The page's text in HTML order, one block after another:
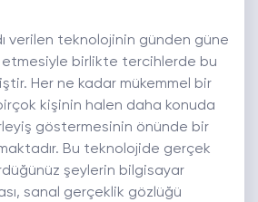
verilen teknolojinin günden güne
birlikte tercihlerde bu
Her ne kadar mükemmel bir
kişinin halen daha konuda
göstermesinin önünde bir
Bu teknolojide gerçek
şeylerin bilgisayar
sanal gerçeklik gözlüğü